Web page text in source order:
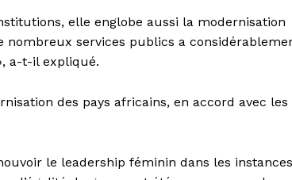
elle englobe aussi la modernisation
services publics a
a-t-il expliqué.
des pays africains, en accord avec les
le leadership féminin dans les instances